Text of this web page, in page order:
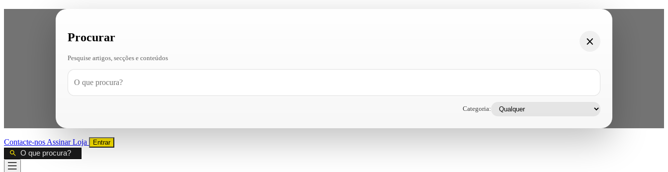
Procurar
Pesquise artigos, secções e conteúdos
Categoria:
Contacte-nos AssinarLoja Entrar